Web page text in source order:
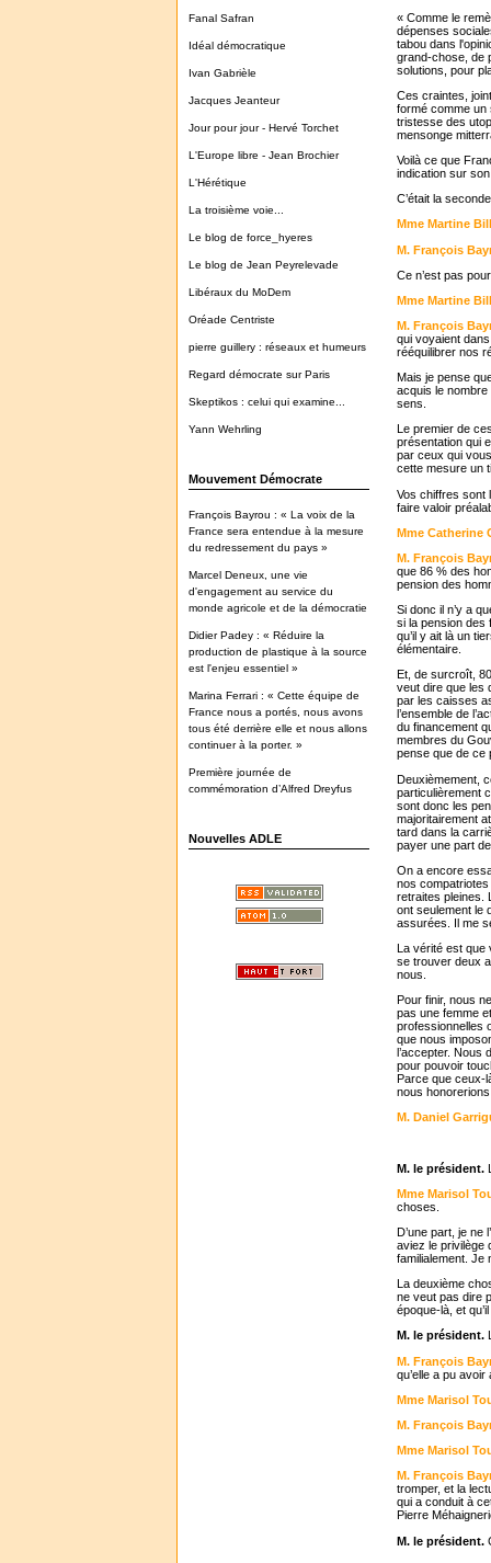
Fanal Safran
Idéal démocratique
Ivan Gabrièle
Jacques Jeanteur
Jour pour jour - Hervé Torchet
L'Europe libre - Jean Brochier
L'Hérétique
La troisième voie...
Le blog de force_hyeres
Le blog de Jean Peyrelevade
Libéraux du MoDem
Oréade Centriste
pierre guillery : réseaux et humeurs
Regard démocrate sur Paris
Skeptikos : celui qui examine...
Yann Wehrling
Mouvement Démocrate
François Bayrou : « La voix de la
France sera entendue à la mesure
du redressement du pays »
Marcel Deneux, une vie
d'engagement au service du
monde agricole et de la démocratie
Didier Padey : « Réduire la
production de plastique à la source
est l'enjeu essentiel »
Marina Ferrari : « Cette équipe de
France nous a portés, nous avons
tous été derrière elle et nous allons
continuer à la porter. »
Première journée de
commémoration d’Alfred Dreyfus
Nouvelles ADLE
« Comme le
dépenses
tabou dans
grand-chose, de
solutions, pour
Ces craintes,
formé comme un
tristesse des
mensonge
Voilà ce que
indication sur
C’était la
Mme Martine
M. François
Ce n’est pas
Mme Martine
M. François
qui voyaient
rééquilibrer nos
Mais je pense
acquis le nombre
sens.
Le premier de
présentation qui
par ceux qui
cette mesure un
Vos chiffres sont
faire valoir
Mme Catherine
M. François
que 86 % des
pension des
Si donc il n’y a
si la pension des
qu’il y ait là un
élémentaire.
Et, de surcroît,
veut dire que les
par les caisses
l’ensemble de
du financement
membres du
pense que de ce
Deuxièmement,
particulièrement
sont donc les
majoritairement
tard dans la
payer une part
On a encore
nos
retraites pleines.
ont seulement le
assurées. Il me
La vérité est que
se trouver deux
nous.
Pour finir, nous
pas une femme
professionnelles
que nous
l’accepter. Nous
pour pouvoir
Parce que ceux-
nous
M. Daniel
M. le président.
Mme Marisol
choses.
D’une part, je
aviez le privilège
familialement. Je
La deuxième
ne veut pas dire
époque-là, et
M. le président.
M. François
qu’elle a pu
Mme Marisol
M. François
Mme Marisol
M. François
tromper, et la
qui a conduit à
Pierre
M. le président.